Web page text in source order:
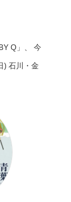
Q」、 今
石川・金